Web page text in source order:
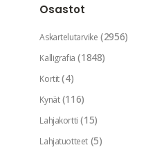
Osastot
Askartelutarvike (2956)
Kalligrafia (1848)
Kortit (4)
Kynät (116)
Lahjakortti (15)
Lahjatuotteet (5)